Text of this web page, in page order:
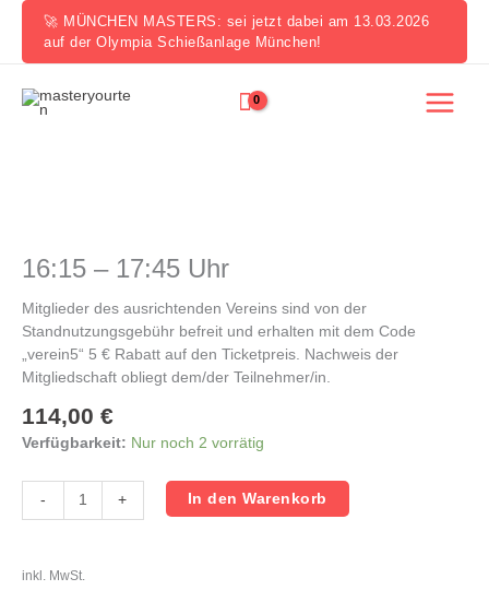
springen
🚀 MÜNCHEN MASTERS: sei jetzt dabei am 13.03.2026
auf der Olympia Schießanlage München!
16:15 – 17:45 Uhr
Mitglieder des ausrichtenden Vereins sind von der
Standnutzungsgebühr befreit und erhalten mit dem Code
„verein5“ 5 € Rabatt auf den Ticketpreis. Nachweis der
Mitgliedschaft obliegt dem/der Teilnehmer/in.
114,00 €
Verfügbarkeit: Nur noch 2 vorrätig
-
17:45
Uhr
Menge
+ In den Warenkorb
inkl. MwSt.